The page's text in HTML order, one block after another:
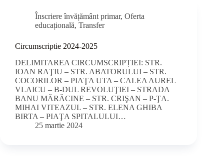
Înscriere învățământ primar, Oferta
educațională, Transfer
Circumscriptie 2024-2025
DELIMITAREA CIRCUMSCRIPȚIEI: STR.
IOAN RAŢIU – STR. ABATORULUI – STR.
COCORILOR – PIAŢA UTA – CALEA AUREL
VLAICU – B-DUL REVOLUŢIEI – STRADA
BANU MĂRĂCINE – STR. CRIŞAN – P-ŢA.
MIHAI VITEAZUL – STR. ELENA GHIBA
BIRTA – PIAŢA SPITALULUI…
25 martie 2024